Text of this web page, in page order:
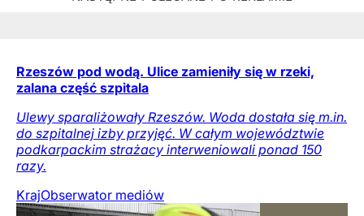
Rzeszów pod wodą. Ulice zamieniły się w rzeki,
zalana część szpitala
Ulewy sparaliżowały Rzeszów. Woda dostała się m.in.
do szpitalnej izby przyjęć. W całym województwie
podkarpackim strażacy interweniowali ponad 150
razy.
KrajObserwator mediów